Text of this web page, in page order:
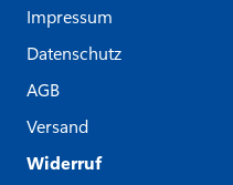
Impressum
Datenschutz
AGB
Versand
Widerruf